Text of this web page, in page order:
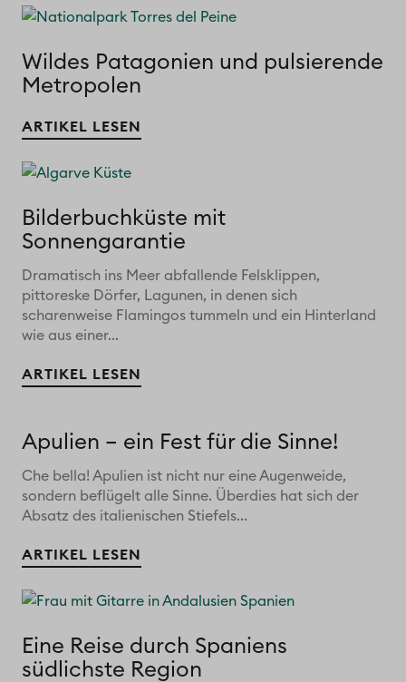
Wildes Patagonien und pulsierende
Metropolen
ARTIKEL LESEN
Bilderbuchküste mit
Sonnengarantie
Dramatisch ins Meer abfallende Felsklippen,
pittoreske Dörfer, Lagunen, in denen sich
scharenweise Flamingos tummeln und ein Hinterland
wie aus einer...
ARTIKEL LESEN
Apulien – ein Fest für die Sinne!
Che bella! Apulien ist nicht nur eine Augenweide,
sondern beflügelt alle Sinne. Überdies hat sich der
Absatz des italienischen Stiefels...
ARTIKEL LESEN
Eine Reise durch Spaniens
südlichste Region